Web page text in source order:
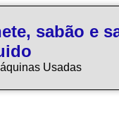
sabão e
Usadas